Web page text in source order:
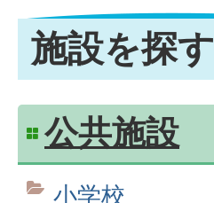
施設を探す
公共施設
小学校